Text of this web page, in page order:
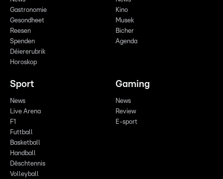
Gastronomie
Gesondheet
Reesen
Spenden
Déiererubrik
Horoskop
Kino
Musek
Bicher
Agenda
Sport
News
Live Arena
F1
Futtball
Basketball
Handball
Dëschtennis
Volleyball
Gaming
News
Review
E-sport